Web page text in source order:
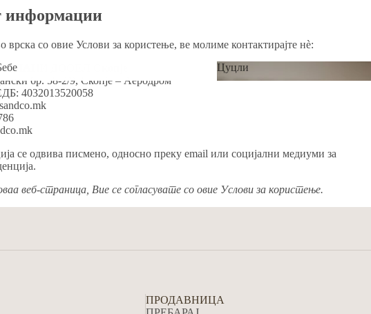
Бебе
Цуцли
информации
врска со овие Услови за користење, ве молиме контактирајте нѐ:
ДООЕЛ Скопје
бр. 58-2/9, Скопје – Аеродром
4032013520058
се одвива писмено, односно преку email или социјални медиуми за
веб-страница, Вие се согласувате со овие Услови за користење.
ПРОДАВНИЦА